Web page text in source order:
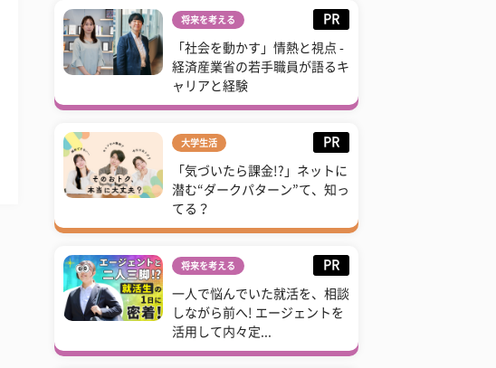
将来を考える PR
「社会を動かす」情熱と視点 -
経済産業省の若手職員が語るキ
ャリアと経験
大学生活 PR
「気づいたら課金!?」ネットに
潜む“ダークパターン”て、知っ
てる？
将来を考える PR
一人で悩んでいた就活を、相談
しながら前へ! エージェントを
活用して内々定...